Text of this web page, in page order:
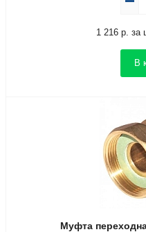
1 216 р. за
В
Муфта